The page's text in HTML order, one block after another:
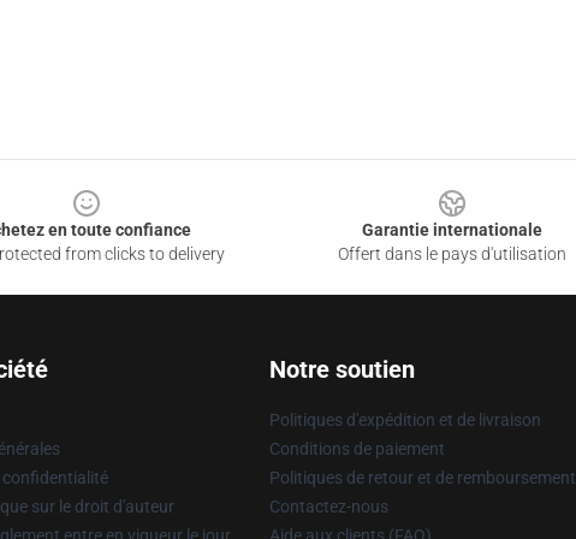
en toute confiance
from clicks to delivery
Garantie internationale
Offert dans le pays d'utilisation
confidentialité
sur le droit d'auteur
Notre soutien
Politiques d'expédition et de livraison
Conditions de paiement
Politiques de retour et de remboursement
Contactez-nous